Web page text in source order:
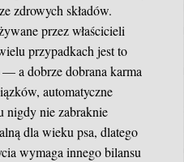
zdrowych składów.
przez właścicieli
przypadkach jest to
a dobrze dobrana karma
automatyczne
nigdy nie zabraknie
dla wieku psa, dlatego
wymaga innego bilansu